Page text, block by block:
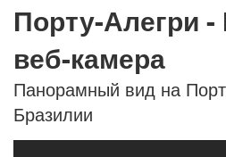
Порту-Алегри -
веб-камера
Панорамный вид на
Бразилии